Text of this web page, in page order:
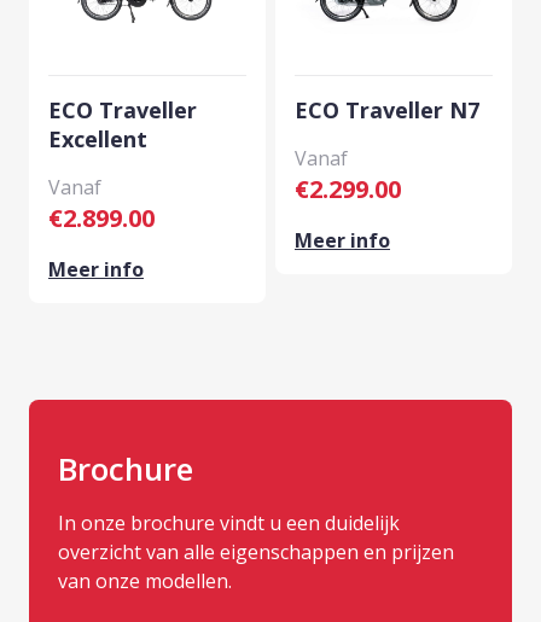
ECO Traveller
Excellent
€2.899.00
Meer info
ECO Traveller N7
€2.299.00
Meer info
Brochure
In onze brochure vindt u een duidelijk
overzicht van alle eigenschappen en prijzen
van onze modellen.